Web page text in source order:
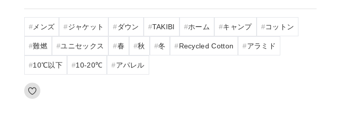
メンズ ジャケット ダウン TAKIBI ホーム キャンプ コットン
難燃 ユニセックス 春 秋 冬 Recycled Cotton アラミド
10℃以下 10‐20℃ アパレル